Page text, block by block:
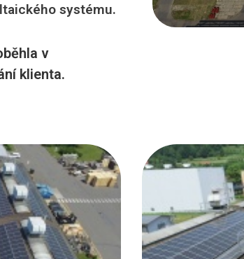
systému.
v
klienta.